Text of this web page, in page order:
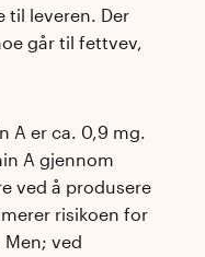
til leveren. Der
går til fettvev,
A er ca. 0,9 mg.
A gjennom
ved å produsere
risikoen for
ved